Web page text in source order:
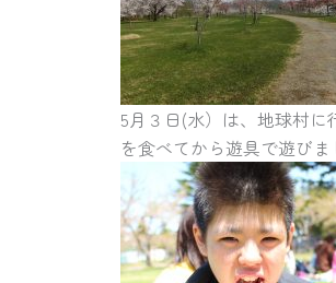
5月３日(水）は、地球村
を食べてから遊具で遊び